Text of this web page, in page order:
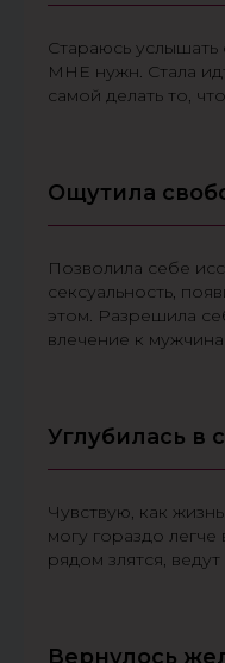
Стараюсь услышать
МНЕ нужн. Стала
самой делать то,
Ощутила
Позволила себе
сексуальность,
этом. Разрешила
влечение к
Углубилась в
Чувствую, как
могу гораздо
рядом злятся,
Вернулось